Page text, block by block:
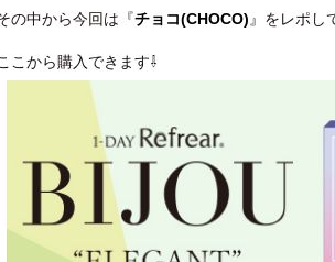
の中から今回は『チョコ(CHOCO) 』をレポし
こから購入できます⇩